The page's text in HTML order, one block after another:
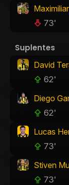
73'
Suplentes
David
62'
Diego
62'
Lucas
73'
Stiven
73'